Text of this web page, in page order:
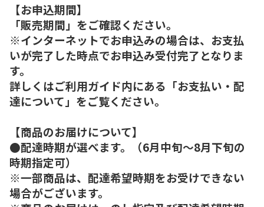
【お申込期間】
「販売期間」をご確認ください。
※インターネットでお申込みの場合は、お支払
いが完了した時点でお申込み受付完了となりま
す。
詳しくはご利用ガイド内にある「お支払い・配
達について」をご覧ください。
【商品のお届けについて】
●配達時期が選べます。（6月中旬～8月下旬の
時期指定可）
※一部商品は、配達希望時期をお受けできない
場合がございます。